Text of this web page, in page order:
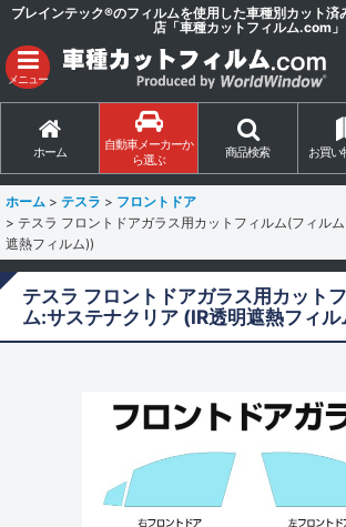
ブレインテック®のフィルムを使用した車種別カット済
店「車種カットフィルム.com」
メニュー
ホーム
自動車メーカーか
ら選ぶ
商品検索 お買い
ホーム > テスラ > フロントドア
> テスラ フロントドアガラス用カットフィルム(フィル
遮熱フィルム))
テスラ フロントドアガラス用カット
ム:サステナクリア (IR透明遮熱フィ